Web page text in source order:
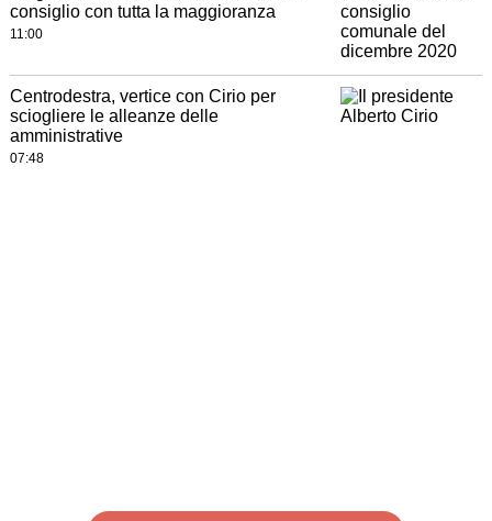
consiglio con tutta la maggioranza
11:00
Centrodestra, vertice con Cirio per
sciogliere le alleanze delle
amministrative
07:48